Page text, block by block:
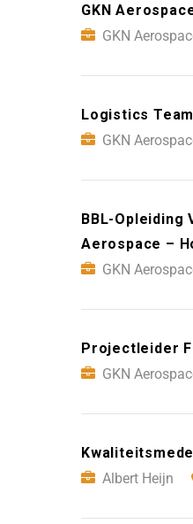
GKN
GKN
Logistics
GKN
BBL-Opleiding
Aerospace –
GKN
Projectleider
GKN
Albert Heijn